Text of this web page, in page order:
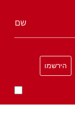
שם
הירשמו